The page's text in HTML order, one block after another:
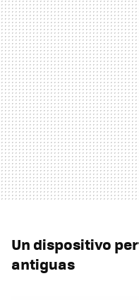
Un dispositivo
antiguas